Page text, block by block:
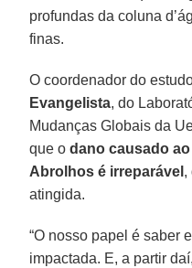
profundas da coluna
finas.
O coordenador do
Evangelista, do
Mudanças Globais da
que o dano causado
Abrolhos é irreparável ,
atingida.
“O nosso papel é saber
impactada. E, a partir